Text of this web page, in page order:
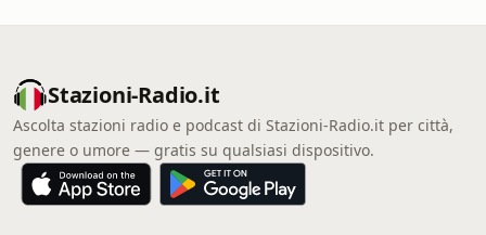
Stazioni-Radio.it
Ascolta stazioni radio e podcast di Stazioni-Radio.it per città,
genere o umore — gratis su qualsiasi dispositivo.